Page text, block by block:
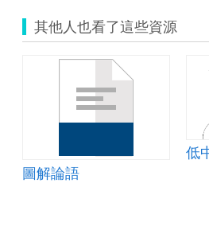
其他人也看了這些資源
圖解論語